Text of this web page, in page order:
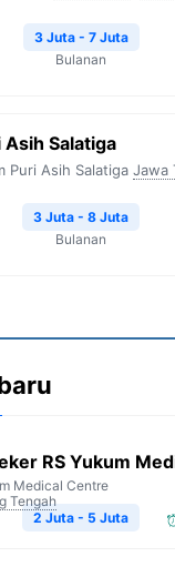
3 Juta - 7 Juta
Bulanan
Asih Salatiga
Puri Asih Salatiga Jawa
3 Juta - 8 Juta
Bulanan
RS Yukum
Medical Centre
Tengah
2 Juta - 5 Juta